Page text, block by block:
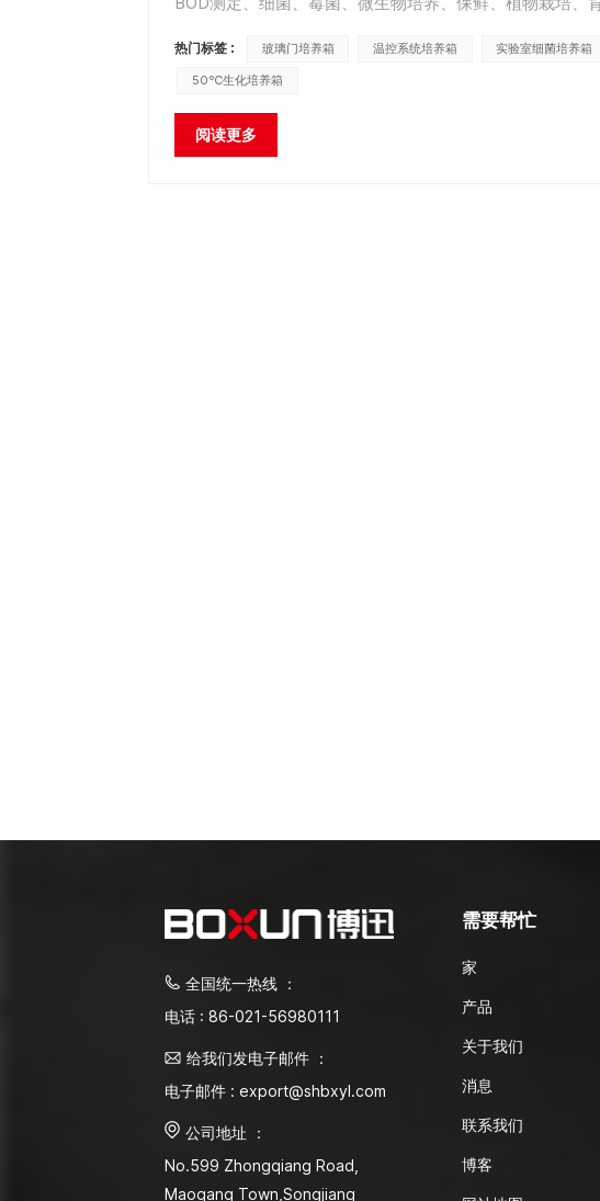
热门标签 : 玻璃门培养箱 温控系统培养箱 实验室细菌培养箱
50℃生化培养箱
阅读更多
全国统一热线 ：
电话 : 86-021-56980111
给我们发电子邮件 ：
电子邮件 : export@shbxyl.com
公司地址 ：
No.599 Zhongqiang Road,
Maogang Town,Songjiang
需要帮忙
家
产品
关于我们
消息
联系我们
博客